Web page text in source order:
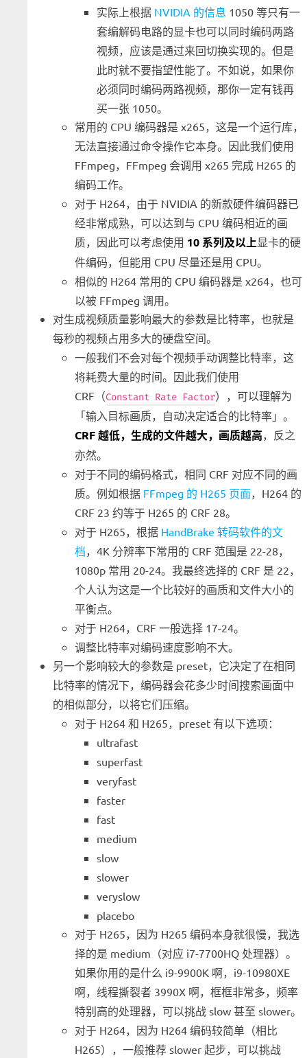
实际上根据 NVIDIA 的信息 1050 等只有一
套编解码电路的显卡也可以同时编码两路
视频，应该是通过来回切换实现的。但是
此时就不要指望性能了。不如说，如果你
必须同时编码两路视频，那你一定有钱再
买一张 1050。
常用的 CPU 编码器是 x265，这是一个运行库，
无法直接通过命令操作它本身。因此我们使用
FFmpeg，FFmpeg 会调用 x265 完成 H265 的
编码工作。
对于 H264，由于 NVIDIA 的新款硬件编码器已
经非常成熟，可以达到与 CPU 编码相近的画
质，因此可以考虑使用 10 系列及以上显卡的硬
件编码，但能用 CPU 尽量还是用 CPU。
相似的 H264 常用的 CPU 编码器是 x264，也可
以被 FFmpeg 调用。
对生成视频质量影响最大的参数是比特率，也就是
每秒的视频占用多大的硬盘空间。
一般我们不会对每个视频手动调整比特率，这
将耗费大量的时间。因此我们使用
CRF（Constant Rate Factor），可以理解为
「输入目标画质，自动决定适合的比特率」。
CRF 越低，生成的文件越大，画质越高，反之
亦然。
对于不同的编码格式，相同 CRF 对应不同的画
质。例如根据 FFmpeg 的 H265 页面，H264 的
CRF 23 约等于 H265 的 CRF 28。
对于 H265，根据 HandBrake 转码软件的文
档，4K 分辨率下常用的 CRF 范围是 22-28，
1080p 常用 20-24。我最终选择的 CRF 是 22，
个人认为这是一个比较好的画质和文件大小的
平衡点。
对于 H264，CRF 一般选择 17-24。
调整比特率对编码速度影响不大。
另一个影响较大的参数是 preset，它决定了在相同
比特率的情况下，编码器会花多少时间搜索画面中
的相似部分，以将它们压缩。
对于 H264 和 H265，preset 有以下选项：
ultrafast
superfast
veryfast
faster
fast
medium
slow
slower
veryslow
placebo
对于 H265，因为 H265 编码本身就很慢，我选
择的是 medium（对应 i7-7700HQ 处理器）。
如果你用的是什么 i9-9900K 啊，i9-10980XE
啊，线程撕裂者 3990X 啊，框框非常多，频率
特别高的处理器，可以挑战 slow 甚至 slower。
对于 H264，因为 H264 编码较简单（相比
H265），一般推荐 slower 起步，可以挑战